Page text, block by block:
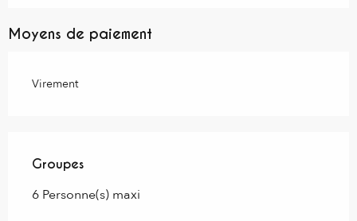
Moyens de paiement
Virement
Groupes
Groupes
6 Personne(s) maxi